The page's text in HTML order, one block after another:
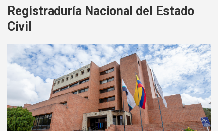
Registraduría Nacional del Estado
Civil